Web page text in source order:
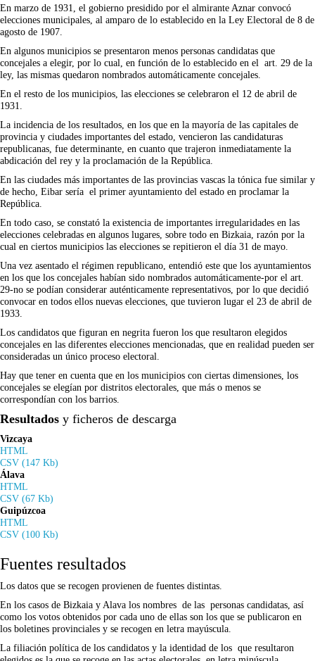
En marzo de 1931, el gobierno presidido por el almirante Aznar convocó
elecciones municipales, al amparo de lo establecido en la Ley Electoral de 8 de
agosto de 1907.
En algunos municipios se presentaron menos personas candidatas que
concejales a elegir, por lo cual, en función de lo establecido en el art. 29 de la
ley, las mismas quedaron nombrados automáticamente concejales.
En el resto de los municipios, las elecciones se celebraron el 12 de abril de
1931.
La incidencia de los resultados, en los que en la mayoría de las capitales de
provincia y ciudades importantes del estado, vencieron las candidaturas
republicanas, fue determinante, en cuanto que trajeron inmediatamente la
abdicación del rey y la proclamación de la República.
En las ciudades más importantes de las provincias vascas la tónica fue similar y
de hecho, Eibar sería el primer ayuntamiento del estado en proclamar la
República.
En todo caso, se constató la existencia de importantes irregularidades en las
elecciones celebradas en algunos lugares, sobre todo en Bizkaia, razón por la
cual en ciertos municipios las elecciones se repitieron el día 31 de mayo.
Una vez asentado el régimen republicano, entendió este que los ayuntamientos
en los que los concejales habían sido nombrados automáticamente-por el art.
29-no se podían considerar auténticamente representativos, por lo que decidió
convocar en todos ellos nuevas elecciones, que tuvieron lugar el 23 de abril de
1933.
Los candidatos que figuran en negrita fueron los que resultaron elegidos
concejales en las diferentes elecciones mencionadas, que en realidad pueden ser
consideradas un único proceso electoral.
Hay que tener en cuenta que en los municipios con ciertas dimensiones, los
concejales se elegían por distritos electorales, que más o menos se
correspondían con los barrios.
Resultados y ficheros de descarga
Vizcaya
HTML
CSV (147 Kb)
Álava
HTML
CSV (67 Kb)
Guipúzcoa
HTML
CSV (100 Kb)
Fuentes resultados
Los datos que se recogen provienen de fuentes distintas.
En los casos de Bizkaia y Alava los nombres de las personas candidatas, así
como los votos obtenidos por cada uno de ellas son los que se publicaron en
los boletines provinciales y se recogen en letra mayúscula.
La filiación política de los candidatos y la identidad de los que resultaron